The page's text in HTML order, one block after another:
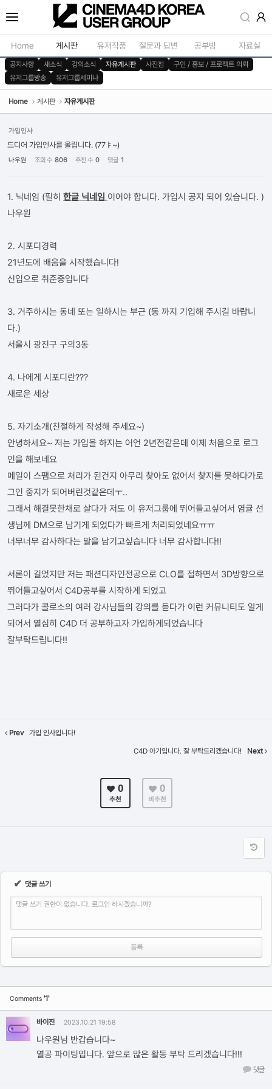
Home 게시판
공지사항
새소식
자유게시판
사진첩
유저작품 질문과 답변 공부방 자료실
공지사항 새소식 강의소식 자유게시판 사진첩
구인 / 홍보 / 프로젝트 의뢰
유저그룹방송
유저그룹세미나
Home 게시판 자유게시판
가입인사
드디어 가입인사를 올립니다. (77ㅑ~)
나우원 조회 수 806 추천 수 0 댓글 1
1. 닉네임 (필히 한글 닉네임 이어야 합니다. 가입시 공지 되어 있습니다. )
나우원
2. 시포디경력
21년도에 배움을 시작했습니다!
신입으로 취준중입니다
3. 거주하시는 동네 또는 일하시는 부근 (동 까지 기입해 주시길 바랍니
다.)
서울시 광진구 구의3동
4. 나에게 시포디란???
새로운 세상
5. 자기소개(친절하게 작성해 주세요~)
안녕하세요~ 저는 가입을 하지는 어언 2년전같은데 이제 처음으로 로그
인을 해보네요
메일이 스팸으로 처리가 된건지 아무리 찾아도 없어서 찾지를 못하다가로
그인 중지가 되어버린것같은데ㅜ..
그래서 해결못한채로 살다가 저도 이 유저그룹에 뛰어들고싶어서 염귤 선
생님께 DM으로 남기게 되었다가 빠르게 처리되었네요ㅠㅠ
너무너무 감사하다는 말을 남기고싶습니다 너무 감사합니다!!
서론이 길었지만 저는 패션디자인전공으로 CLO를 접하면서 3D방향으로
뛰어들고싶어서 C4D공부를 시작하게 되었고
그러다가 콜로소의 여러 강사님들의 강의를 듣다가 이런 커뮤니티도 알게
되어서 열심히 C4D 더 공부하고자 가입하게되었습니다
잘부탁드립니다!!
Prev 가입 인사입니다!
C4D 아기입니다. 잘 부탁드리겠습니다! Next
0
추천
0
비추천
✔ 댓글 쓰기
댓글 쓰기 권한이 없습니다. 로그인 하시겠습니까?
Comments '1'
바이진 2023.10.21 19:58
나우원님 반갑습니다~
열공 파이팅입니다. 앞으로 많은 활동 부탁 드리겠습니다!!!
댓글
Sketchbook5, 스케치북5
Sketchbook5, 스케치북5